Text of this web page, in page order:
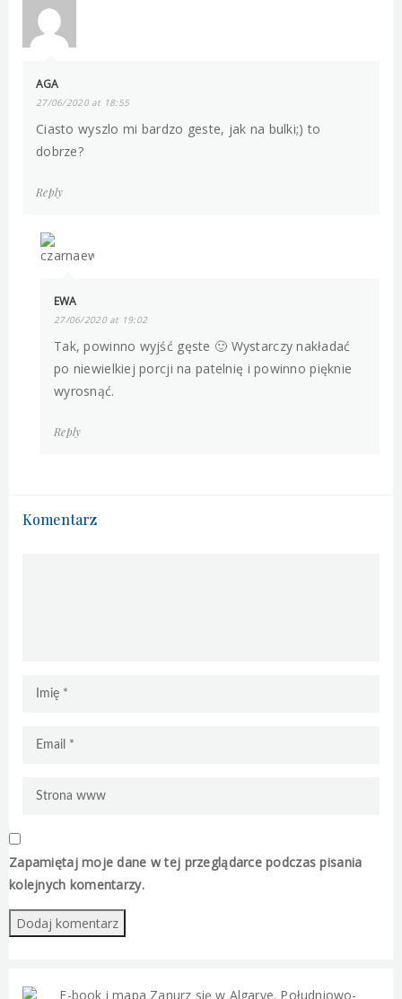
AGA
27/06/2020 at 18:55
Ciasto wyszlo mi bardzo geste, jak na bulki;) to
dobrze?
Reply
EWA
27/06/2020 at 19:02
Tak, powinno wyjść gęste 🙂 Wystarczy nakładać
po niewielkiej porcji na patelnię i powinno pięknie
wyrosnąć.
Reply
Komentarz
Zapamiętaj moje dane w tej przeglądarce podczas pisania
kolejnych komentarzy.